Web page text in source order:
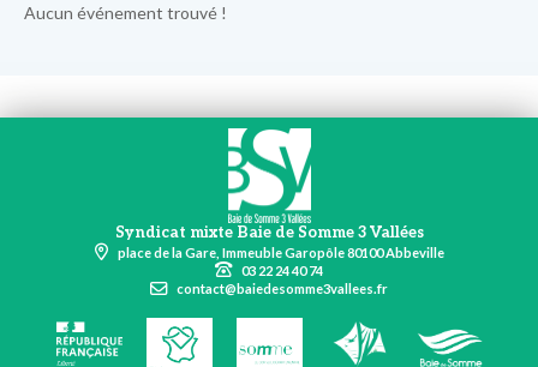
Aucun événement trouvé !
Syndicat mixte Baie de Somme 3 Vallées
place de la Gare, Immeuble Garopôle 80100 Abbeville
03 22 24 40 74
contact@baiedesomme3vallees.fr